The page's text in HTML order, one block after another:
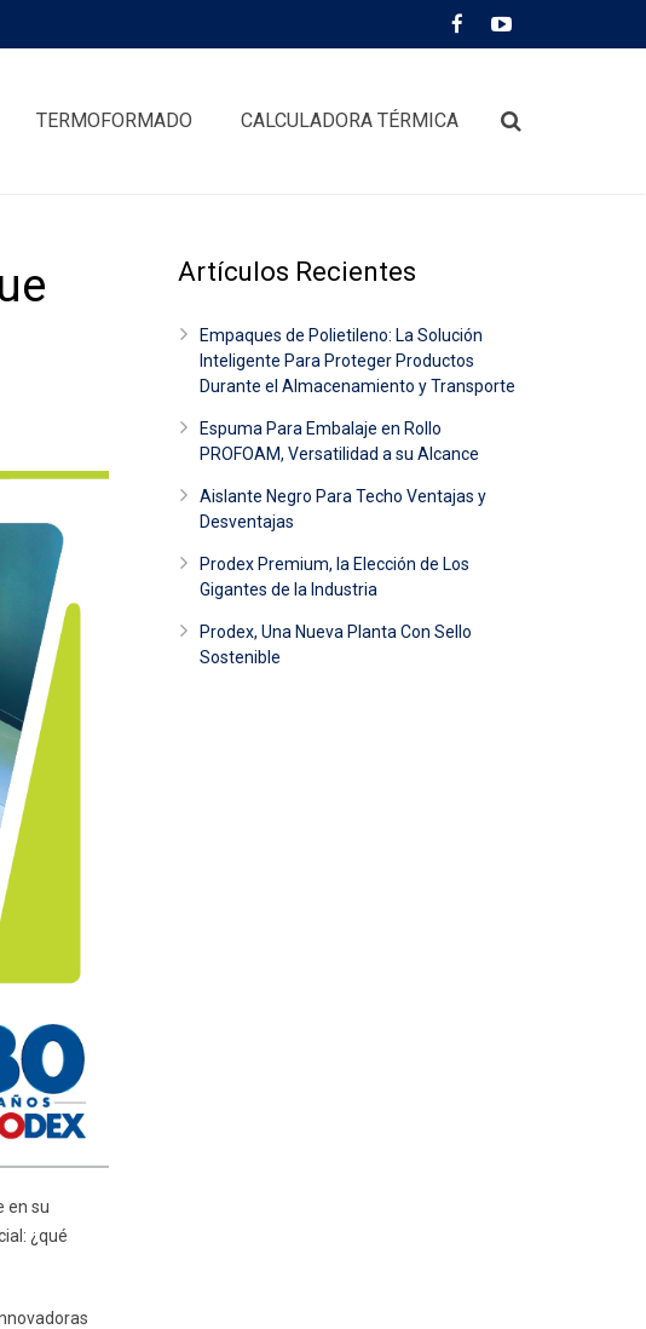
TERMOFORMADO CALCULADORA TÉRMICA
en su
¿qué
Artículos Recientes
Empaques de Polietileno: La Solución
Inteligente Para Proteger Productos
Durante el Almacenamiento y Transporte
Espuma Para Embalaje en Rollo
PROFOAM, Versatilidad a su Alcance
Aislante Negro Para Techo Ventajas y
Desventajas
Prodex Premium, la Elección de Los
Gigantes de la Industria
Prodex, Una Nueva Planta Con Sello
Sostenible